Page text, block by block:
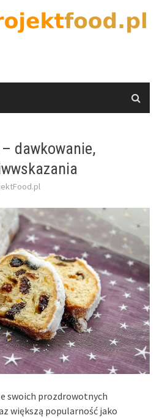
dawkowanie,
swoich prozdrowotnych
większą popularność jako